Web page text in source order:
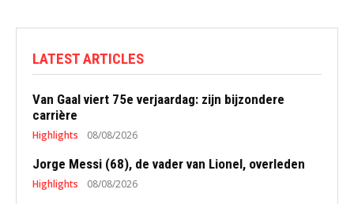
LATEST ARTICLES
Van Gaal viert 75e verjaardag: zijn bijzondere
carrière
Highlights 08/08/2026
Jorge Messi (68), de vader van Lionel, overleden
Highlights 08/08/2026